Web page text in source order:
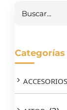
Categorías